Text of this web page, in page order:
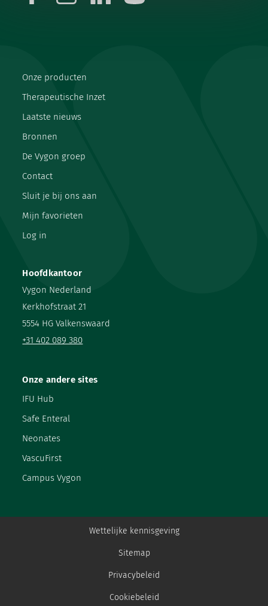
Hoofdkantoor
Vygon Nederland
Kerkhofstraat 21
5554 HG Valkenswaard
+31 402 089 380
Onze producten
Therapeutische Inzet
Laatste nieuws
Bronnen
De Vygon groep
Contact
Sluit je bij ons aan
Mijn favorieten
Log in
Onze andere sites
IFU Hub
Safe Enteral
Neonates
VascuFirst
Campus Vygon
Wettelijke kennisgeving
Sitemap
Privacybeleid
Cookiebeleid